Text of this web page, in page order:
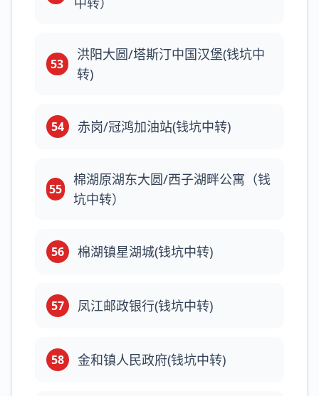
53
洪阳大圆/塔斯汀中国汉堡(钱坑中
转)
54 赤岗/冠鸿加油站(钱坑中转)
55
棉湖原湖东大圆/西子湖畔公寓（钱
坑中转）
56 棉湖镇星湖城(钱坑中转)
57 凤江邮政银行(钱坑中转)
58 金和镇人民政府(钱坑中转)